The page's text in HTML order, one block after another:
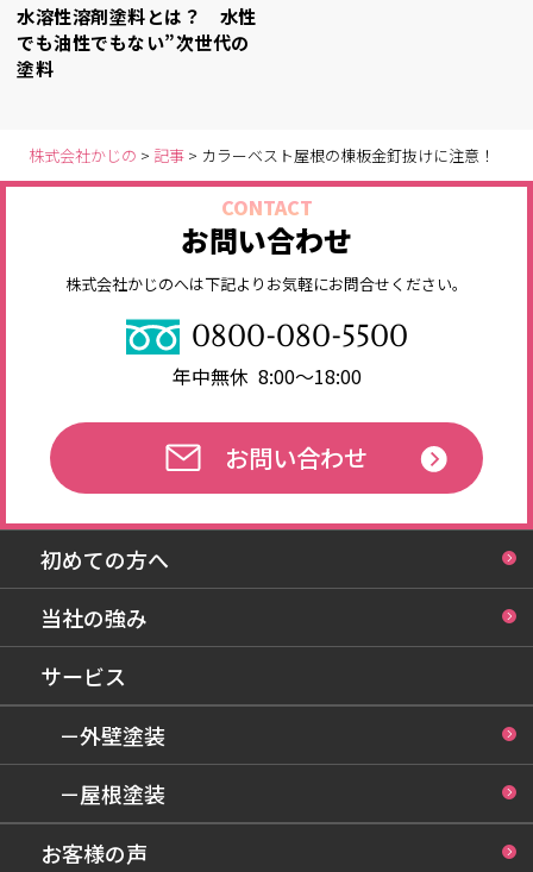
水溶性溶剤塗料とは？ 水性
でも油性でもない”次世代の
塗料
株式会社かじの > 記事 > カラーベスト屋根の棟板金釘抜けに注意！
CONTACT
お問い合わせ
株式会社かじのへは下記よりお気軽にお問合せください。
0800-080-5500
年中無休 8:00～18:00
お問い合わせ
初めての方へ
当社の強み
サービス
－外壁塗装
－屋根塗装
お客様の声